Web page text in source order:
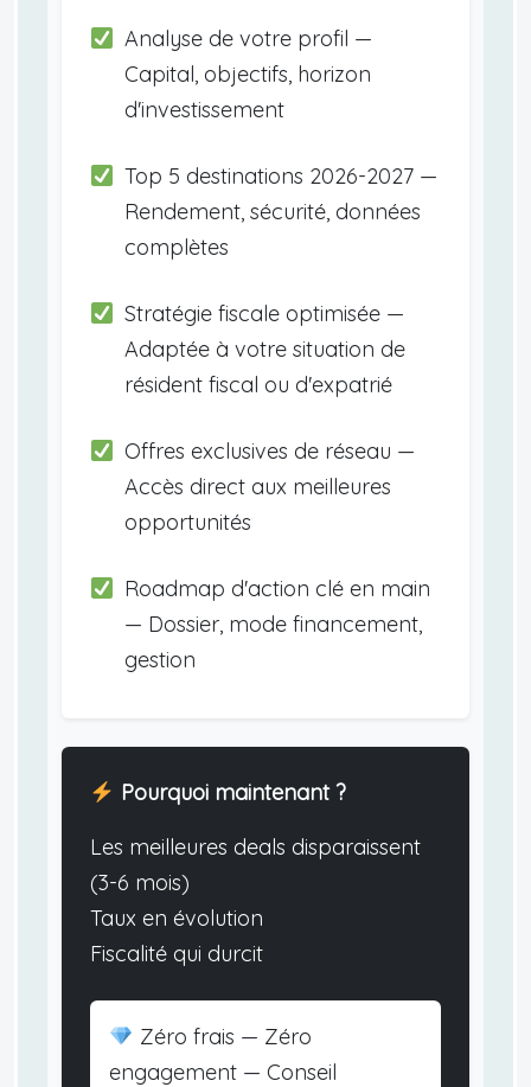
Analyse de votre profil —
Capital, objectifs, horizon
d'investissement
Top 5 destinations 2026-2027 —
Rendement, sécurité, données
complètes
Stratégie fiscale optimisée —
Adaptée à votre situation de
résident fiscal ou d'expatrié
Offres exclusives de réseau —
Accès direct aux meilleures
opportunités
Roadmap d'action clé en main
— Dossier, mode financement,
gestion
Pourquoi maintenant ?
Les meilleures deals disparaissent
(3-6 mois)
Taux en évolution
Fiscalité qui durcit
Zéro frais — Zéro
engagement — Conseil